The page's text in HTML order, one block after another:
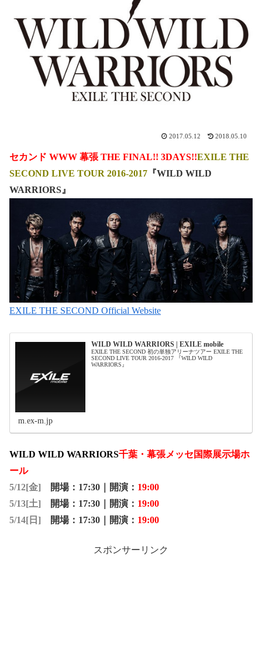
2017.05.12 2018.05.10
セカンド WWW 幕張 THE FINAL!! 3DAYS!!EXILE THE
SECOND LIVE TOUR 2016-2017 『WILD WILD
WARRIORS』
EXILE THE SECOND Official Website
WILD WILD WARRIORS | EXILE mobile
EXILE THE SECOND 初の単独アリーナツアー EXILE THE
SECOND LIVE TOUR 2016-2017 『WILD WILD
WARRIORS』
m.ex-m.jp
WILD WILD WARRIORS千葉・幕張メッセ国際展示場ホ
ール
5/12[金] 開場： 17:30 ｜開演： 19:00
5/13[土] 開場： 17:30 ｜開演： 19:00
5/14[日] 開場： 17:30 ｜開演： 19:00
スポンサーリンク